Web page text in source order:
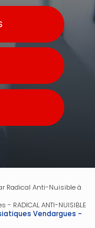
Radical Anti-Nuisible à
RADICAL ANTI-NUISIBLE
Vendargues -